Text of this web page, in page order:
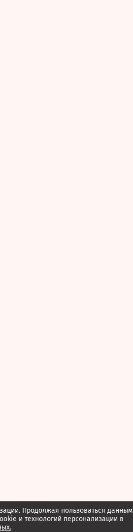
Продолжая пользоваться данным
и технологий персонализации в